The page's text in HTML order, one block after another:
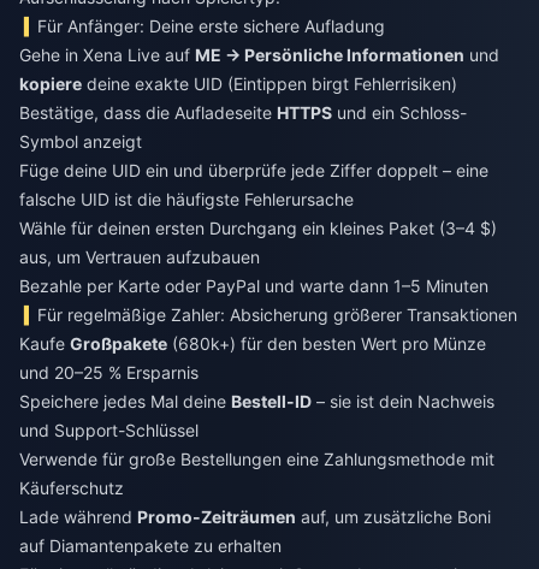
Für Anfänger: Deine erste sichere Aufladung
Gehe in Xena Live auf ME → Persönliche Informationen und
kopiere deine exakte UID (Eintippen birgt Fehlerrisiken)
Bestätige, dass die Aufladeseite HTTPS und ein Schloss-
Symbol anzeigt
Füge deine UID ein und überprüfe jede Ziffer doppelt – eine
falsche UID ist die häufigste Fehlerursache
Wähle für deinen ersten Durchgang ein kleines Paket (3–4 $)
aus, um Vertrauen aufzubauen
Bezahle per Karte oder PayPal und warte dann 1–5 Minuten
Für regelmäßige Zahler: Absicherung größerer Transaktionen
Kaufe Großpakete (680k+) für den besten Wert pro Münze
und 20–25 % Ersparnis
Speichere jedes Mal deine Bestell-ID – sie ist dein Nachweis
und Support-Schlüssel
Verwende für große Bestellungen eine Zahlungsmethode mit
Käuferschutz
Lade während Promo-Zeiträumen auf, um zusätzliche Boni
auf Diamantenpakete zu erhalten